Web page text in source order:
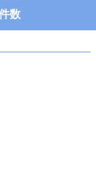
数